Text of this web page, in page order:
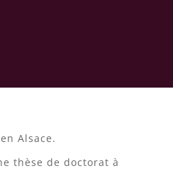
Alsace.
thèse de doctorat à